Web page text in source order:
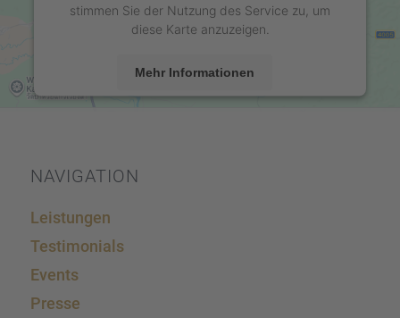
stimmen Sie der Nutzung des Service zu, um
diese Karte anzuzeigen.
Mehr Informationen
NAVIGA­TION
Leistun­gen
Testi­mo­ni­als
Events
Presse